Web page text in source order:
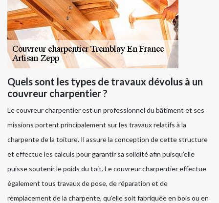
Quels sont les types de travaux dévolus à un
couvreur charpentier ?
Le couvreur charpentier est un professionnel du bâtiment et ses
missions portent principalement sur les travaux relatifs à la
charpente de la toiture. Il assure la conception de cette structure
et effectue les calculs pour garantir sa solidité afin puisqu’elle
puisse soutenir le poids du toit. Le couvreur charpentier effectue
également tous travaux de pose, de réparation et de
remplacement de la charpente, qu’elle soit fabriquée en bois ou en